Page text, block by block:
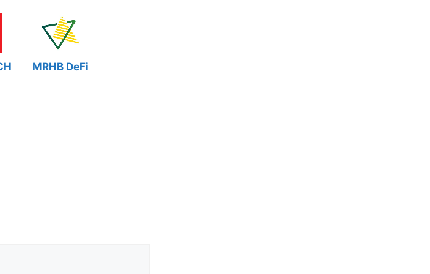
MRHB DeFi